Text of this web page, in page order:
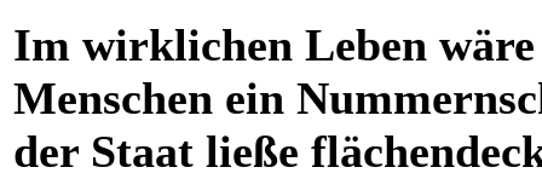
Im wirklichen Leben wäre
Menschen ein
der Staat ließe